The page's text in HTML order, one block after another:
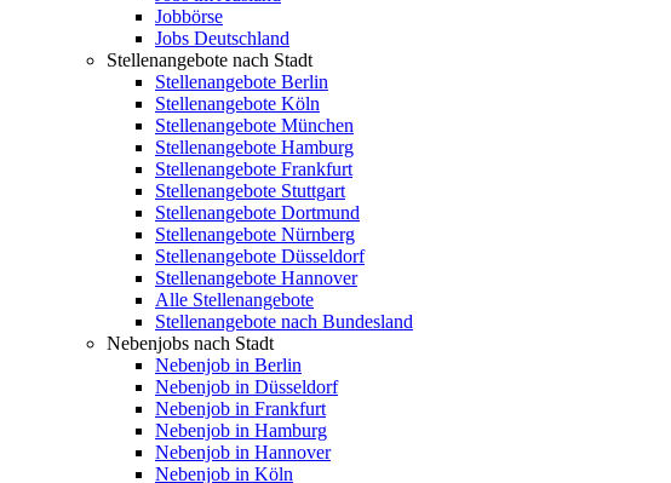
Jobbörse
Jobs Deutschland
Stellenangebote nach Stadt
Stellenangebote Berlin
Stellenangebote Köln
Stellenangebote München
Stellenangebote Hamburg
Stellenangebote Frankfurt
Stellenangebote Stuttgart
Stellenangebote Dortmund
Stellenangebote Nürnberg
Stellenangebote Düsseldorf
Stellenangebote Hannover
Alle Stellenangebote
Stellenangebote nach Bundesland
Nebenjobs nach Stadt
Nebenjob in Berlin
Nebenjob in Düsseldorf
Nebenjob in Frankfurt
Nebenjob in Hamburg
Nebenjob in Hannover
Nebenjob in Köln